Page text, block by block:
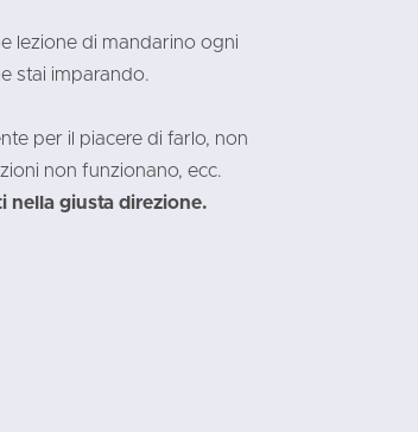
lezione di mandarino ogni
stai imparando.
per il piacere di farlo, non
non funzionano, ecc.
nella giusta direzione.